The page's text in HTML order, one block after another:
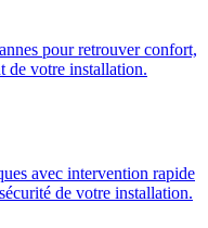
pour retrouver confort,
de votre installation.
avec intervention rapide
de votre installation.